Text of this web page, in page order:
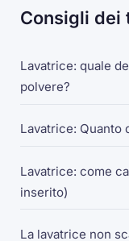
Consigli dei
Lavatrice: quale
polvere?
Lavatrice: Quanto
Lavatrice: come
inserito)
La lavatrice non